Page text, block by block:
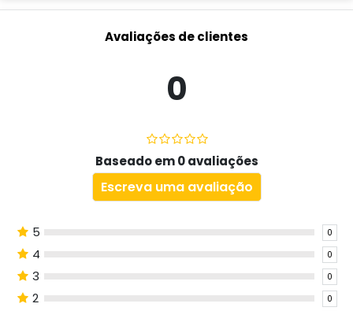
Avaliações de clientes
0
Baseado em 0 avaliações
Escreva uma avaliação
5 0
4 0
3 0
2 0